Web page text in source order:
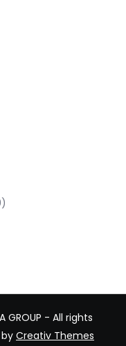
GROUP - All rights
Creativ Themes